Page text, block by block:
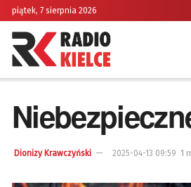
piątek, 7 sierpnia 2026
Dionizy Krawczyński 2025-04-13 09:59 1